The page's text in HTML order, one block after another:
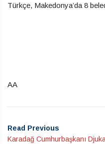
Türkçe, Makedonya’da 8
AA
Read Previous
Karadağ Cumhurbaşkanı